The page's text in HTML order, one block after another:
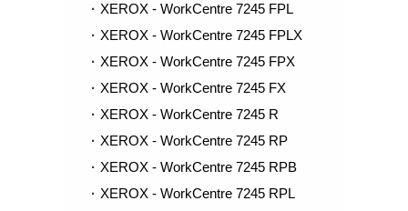
XEROX - WorkCentre 7245 FPL
XEROX - WorkCentre 7245 FPLX
XEROX - WorkCentre 7245 FPX
XEROX - WorkCentre 7245 FX
XEROX - WorkCentre 7245 R
XEROX - WorkCentre 7245 RP
XEROX - WorkCentre 7245 RPB
XEROX - WorkCentre 7245 RPL